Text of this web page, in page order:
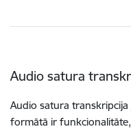
Audio satura
Audio satura
formātā ir